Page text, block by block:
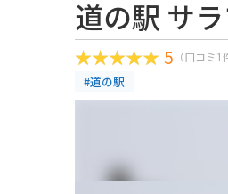
道の駅 サ
5 （口コミ1
#道の駅